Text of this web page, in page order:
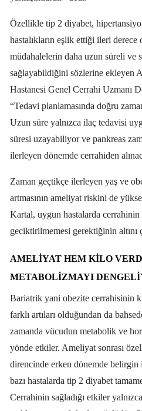
Özellikle tip 2 diyabet,
hastalıkların eşlik ettiği ileri derece
müdahalelerin daha uzun süreli ve
sağlayabildiğini sözlerine ekleyen
Hastanesi Genel Cerrahi Uzmanı
“Tedavi planlamasında doğru
Uzun süre yalnızca ilaç tedavisi
süresi uzayabiliyor ve pankreas
ilerleyen dönemde cerrahiden
Zaman geçtikçe ilerleyen yaş ve
artmasının ameliyat riskini de
Kartal, uygun hastalarda cerrahinin
geciktirilmemesi gerektiğinin altını
AMELIYAT HEM KILO
METABOLIZMAYI
Bariatrik yani obezite cerrahisinin
farklı artıları olduğundan da
zamanda vücudun metabolik ve
yönde etkiler. Ameliyat sonrası
direncinde erken dönemde
bazı hastalarda tip 2 diyabet
Cerrahinin sağladığı etkiler